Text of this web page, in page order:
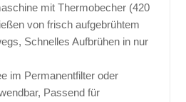
mit Thermobecher (420
von frisch aufgebrühtem
Schnelles Aufbrühen in nur
im Permanentfilter oder
Passend für